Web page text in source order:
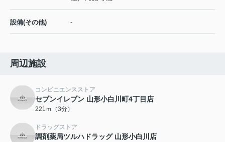
設備(その他) -
周辺施設
コンビニエンスストア
セブンイレブン 山形小白川町4丁目店
221ｍ（3分）
ドラッグストア
調剤薬局ツルハドラッグ 山形小白川店